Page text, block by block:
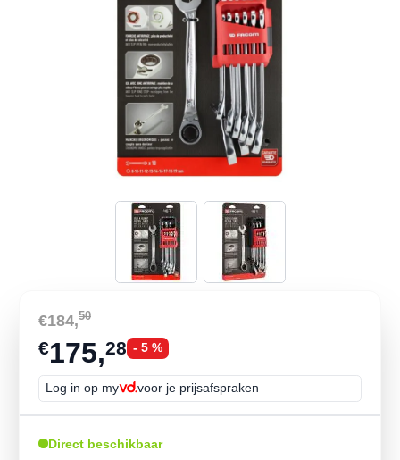
View larger imageView larger image
€184,50
€175,28 - 5 %
Log in op my voor je prijsafspraken
Direct beschikbaar